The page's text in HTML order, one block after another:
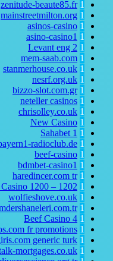
zenitude-beaute85.fr 1
mainstreetmilton.org 1
asinos-casino 1
asino-casino1 1
Levant eng 2 1
mem-saab.com 1
stanmerhouse.co.uk 1
nesrf.org.uk 1
bizzo-slot.com.gr 1
neteller casinos 1
chrisolley.co.uk 1
New Casino 1
Sahabet 1 1
radioclub.de 1
beef-casino 1
bdmbet-casino1 1
haredincer.com tr 1
1200 – 1202 1
wolfieshove.co.uk 1
1
Beef Casino 4 1
fr promotions 1
generic turk 1
mortgages.co.uk 1